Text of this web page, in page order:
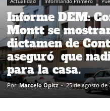
Informe DEM:
Montt se
dictamen de
aseguró que
para la casa.
Por Marcelo Opitz - 25 de agosto de